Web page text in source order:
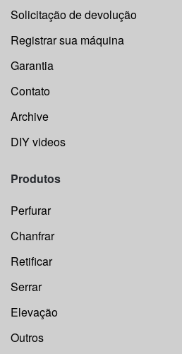
Solicitação de devolução
Registrar sua máquina
Garantia
Contato
Archive
DIY videos
Produtos
Perfurar
Chanfrar
Retificar
Serrar
Elevação
Outros